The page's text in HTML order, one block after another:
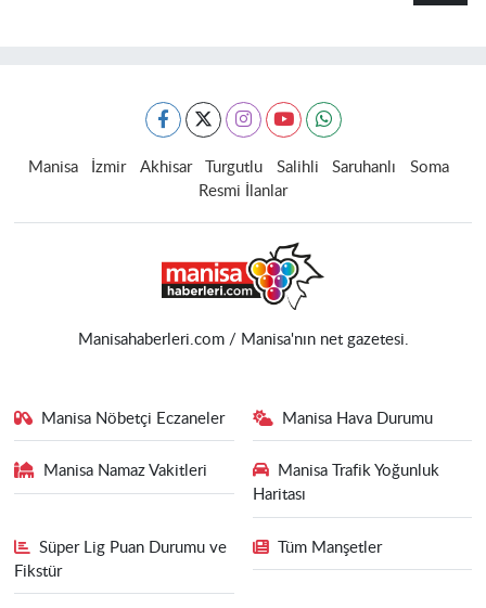
Manisa İzmir Akhisar Turgutlu Salihli Saruhanlı
Soma
Resmi İlanlar
Manisahaberleri.com / Manisa'nın net gazetesi.
Manisa Nöbetçi Eczaneler Manisa Hava Durumu
Manisa Namaz Vakitleri
Manisa Trafik Yoğunluk
Haritası
Süper Lig Puan Durumu ve
Fikstür
Tüm Manşetler